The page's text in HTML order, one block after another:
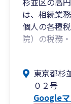
ばと考えて
それではよ
は、相続業
個人の各種
院）の税務
皆様の「あ
ヒアリング
お約束します
東京都杉
０２号
Google